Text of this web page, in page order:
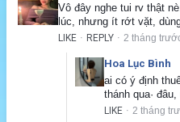
Vô đây nghe tui rv thật
lúc, nhưng ít rớt vặt,
LIKE · REPLY · 2 tháng
Hoa Lục Bình
ai có ý định
thánh qua·
LIKE · 2 tháng